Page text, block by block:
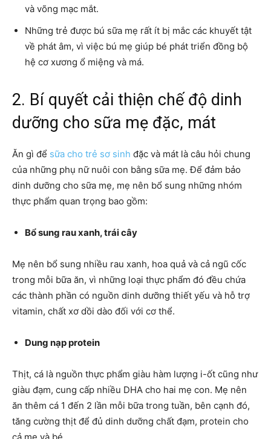
và võng mạc mắt.
Những trẻ được bú sữa mẹ rất ít bị mắc các khuyết tật
về phát âm, vì việc bú mẹ giúp bé phát triển đồng bộ
hệ cơ xương ổ miệng và má.
2. Bí quyết cải thiện chế độ dinh
dưỡng cho sữa mẹ đặc, mát
Ăn gì để sữa cho trẻ sơ sinh đặc và mát là câu hỏi chung
của những phụ nữ nuôi con bằng sữa mẹ. Để đảm bảo
dinh dưỡng cho sữa mẹ, mẹ nên bổ sung những nhóm
thực phẩm quan trọng bao gồm:
Bổ sung rau xanh, trái cây
Mẹ nên bổ sung nhiều rau xanh, hoa quả và cả ngũ cốc
trong mỗi bữa ăn, vì những loại thực phẩm đó đều chứa
các thành phần có nguồn dinh dưỡng thiết yếu và hỗ trợ
vitamin, chất xơ dồi dào đối với cơ thể.
Dung nạp protein
Thịt, cá là nguồn thực phẩm giàu hàm lượng i-ốt cũng như
giàu đạm, cung cấp nhiều DHA cho hai mẹ con. Mẹ nên
ăn thêm cá 1 đến 2 lần mỗi bữa trong tuần, bên cạnh đó,
tăng cường thịt để đủ dinh dưỡng chất đạm, protein cho